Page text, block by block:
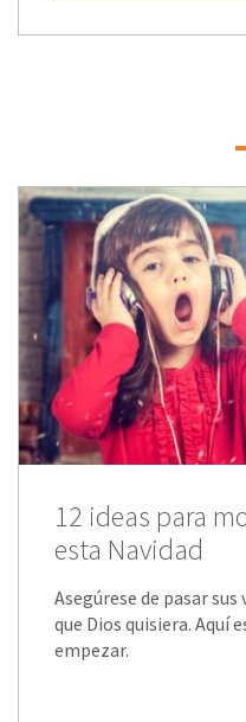
12 ideas para
esta Navidad
Asegúrese de pasar
que Dios quisiera. Aquí
empezar.